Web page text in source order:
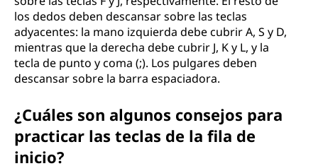
los dedos deben descansar sobre las teclas
adyacentes: la mano izquierda debe cubrir A, S y D,
mientras que la derecha debe cubrir J, K y L, y la
tecla de punto y coma (;). Los pulgares deben
descansar sobre la barra espaciadora.
¿Cuáles son algunos consejos para
practicar las teclas de la fila de
inicio?